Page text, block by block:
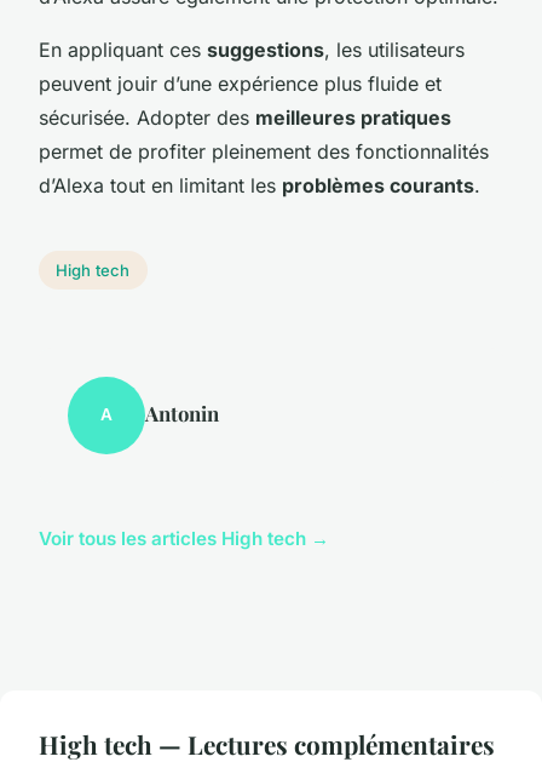
En appliquant ces suggestions, les utilisateurs
peuvent jouir d’une expérience plus fluide et
sécurisée. Adopter des meilleures pratiques
permet de profiter pleinement des fonctionnalités
d’Alexa tout en limitant les problèmes courants.
High tech
A Antonin
Voir tous les articles High tech →
High tech — Lectures complémentaires